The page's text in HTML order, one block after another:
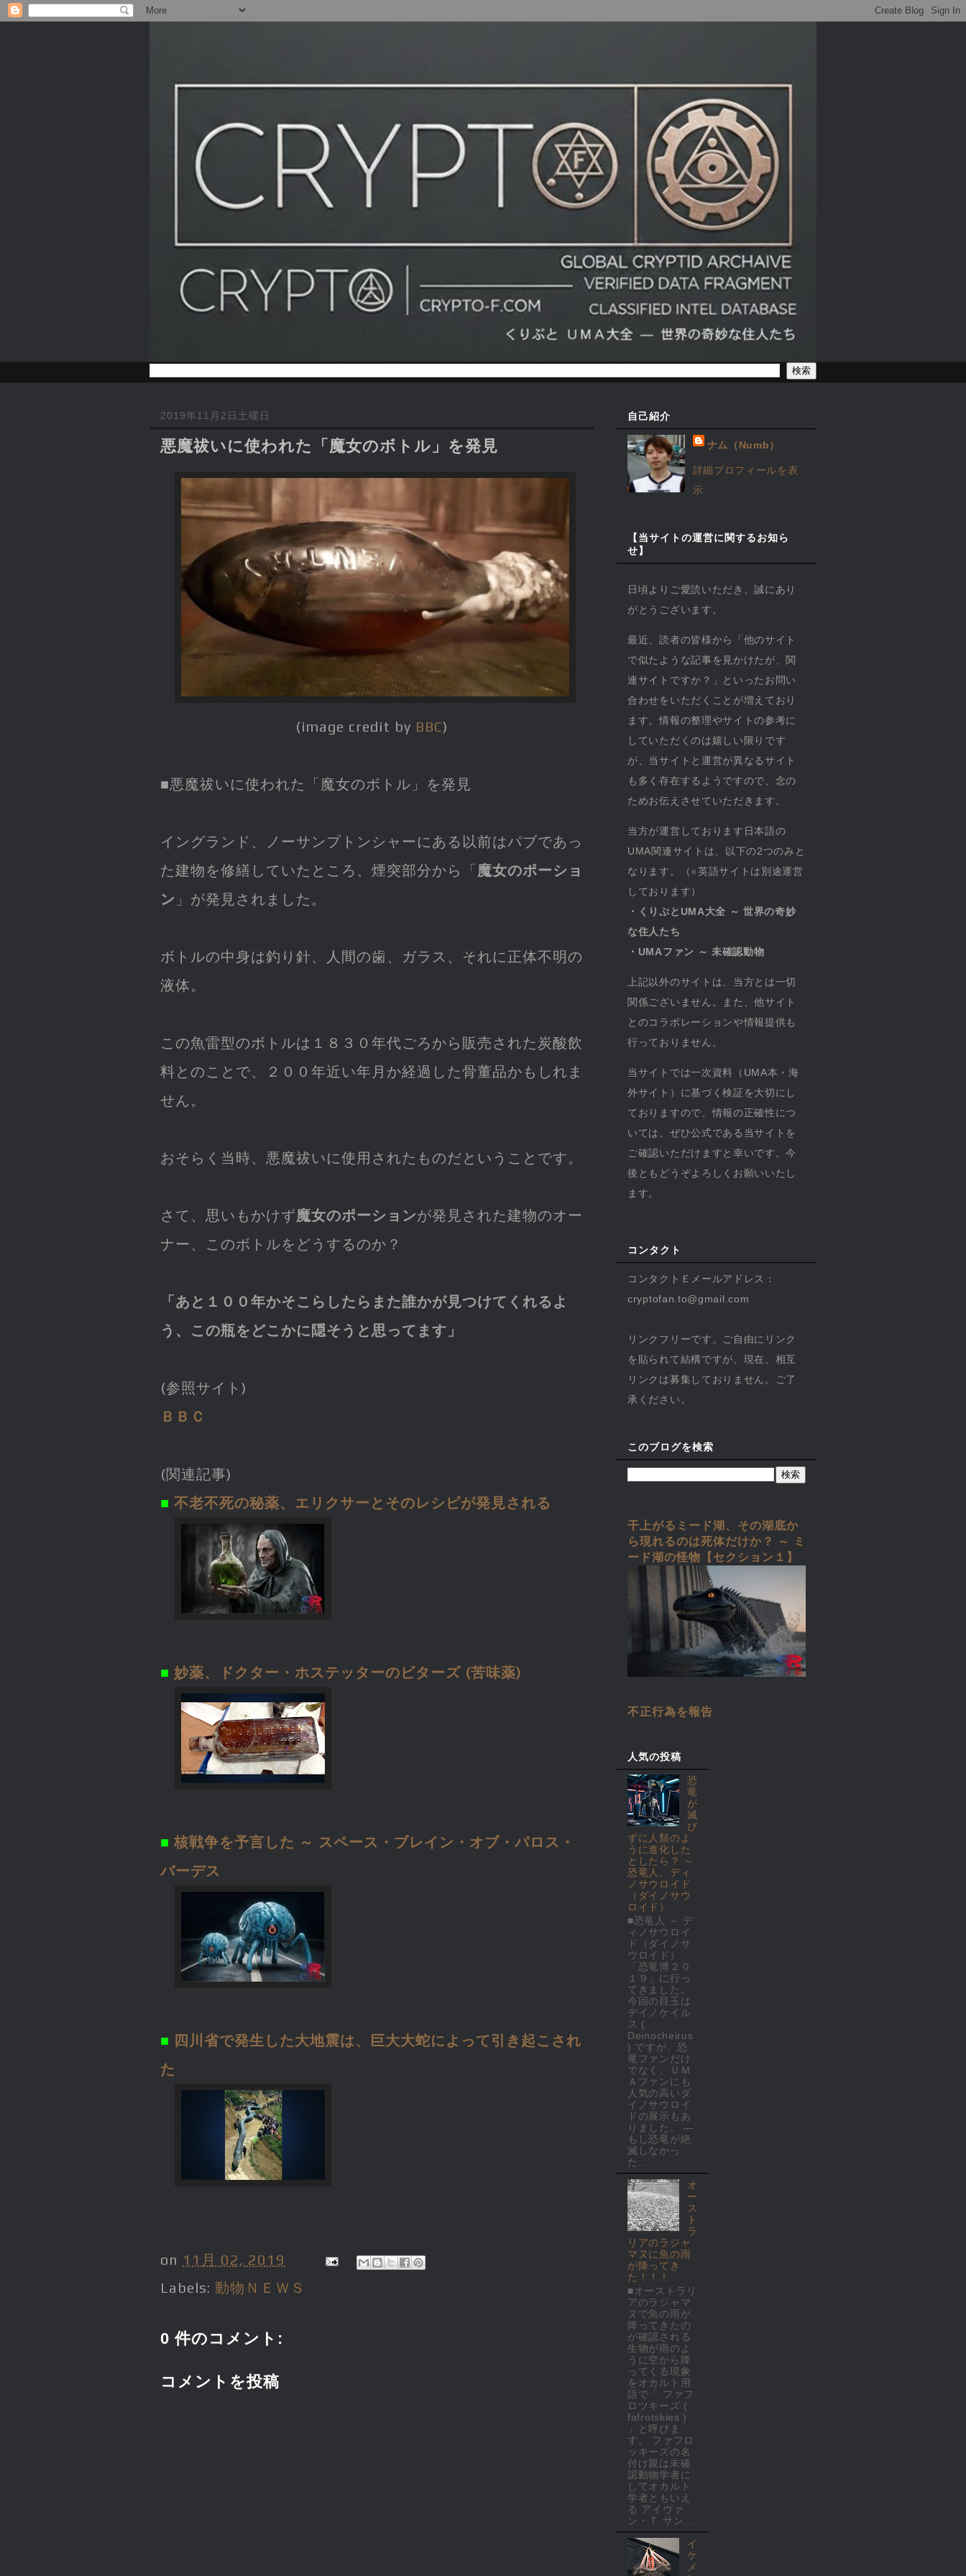
2019年11月2日土曜日
悪魔祓いに使われた「魔女のボトル」を発見
(image credit by BBC)
■悪魔祓いに使われた「魔女のボトル」を発見
イングランド、ノーサンプトンシャーにある以前はパブであっ
た建物を修繕していたところ、煙突部分から「 魔女のポーショ
ン 」が発見されました。
ボトルの中身は釣り針、人間の歯、ガラス、それに正体不明の
液体。
この魚雷型のボトルは１８３０年代ごろから販売された炭酸飲
料とのことで、２００年近い年月か経過した骨董品かもしれま
せん。
おそらく当時、悪魔祓いに使用されたものだということです。
さて、思いもかけず魔女のポーションが発見された建物のオー
ナー、このボトルをどうするのか？
「あと１００年かそこらしたらまた誰かが見つけてくれるよ
う、この瓶をどこかに隠そうと思ってます」
(参照サイト)
ＢＢＣ
(関連記事)
■ 不老不死の秘薬、エリクサーとそのレシピが発見される
■ 妙薬、ドクター・ホステッターのビターズ (苦味薬)
■ 核戦争を予言した ～ スペース・ブレイン・オブ・パロス・
バーデス
■ 四川省で発生した大地震は、巨大大蛇によって引き起こされ
た
on 11月 02, 2019
Labels: 動物ＮＥＷＳ
0 件のコメント:
コメントを投稿
自己紹介
ナム（Numb）
詳細プロフィールを表
示
【当サイトの運営に関するお知ら
せ】
日頃よりご愛読いただき、誠にあり
がとうございます。
最近、読者の皆様から「他のサイト
で似たような記事を見かけたが、関
連サイトですか？」といったお問い
合わせをいただくことが増えており
ます。情報の整理やサイトの参考に
していただくのは嬉しい限りです
が、当サイトと運営が異なるサイト
も多く存在するようですので、念の
ためお伝えさせていただきます。
当方が運営しております日本語の
UMA関連サイトは、以下の2つのみと
なります。（※英語サイトは別途運営
しております）
・くりぷとUMA大全 ～ 世界の奇妙
な住人たち
・UMAファン ～ 未確認動物
上記以外のサイトは、当方とは一切
関係ございません。また、他サイト
とのコラボレーションや情報提供も
行っておりません。
当サイトでは一次資料（UMA本・海
外サイト）に基づく検証を大切にし
ておりますので、情報の正確性につ
いては、ぜひ公式である当サイトを
ご確認いただけますと幸いです。今
後ともどうぞよろしくお願いいたし
ます。
コンタクト
コンタクトＥメールアドレス：
cryptofan.to@gmail.com
リンクフリーです。ご自由にリンク
を貼られて結構ですが、現在、相互
リンクは募集しておりません。ご了
承ください。
このブログを検索
干上がるミード湖、その湖底か
ら現れるのは死体だけか？ ～ ミ
ード湖の怪物【セクション１】
不正行為を報告
人気の投稿
恐
竜
が
滅
び
ずに人類のよ
うに進化した
としたら？ ～
恐竜人、ディ
ノサウロイド
（ダイノサウ
ロイド）
■恐竜人 ～ デ
ィノサウロイ
ド（ダイノサ
ウロイド）
「恐竜博２０
１９」に行っ
てきました。
今回の目玉は
デイノケイル
ス (
Deinocheirus
) ですが、恐
竜ファンだけ
でなく、ＵＭ
Ａファンにも
人気の高いダ
イノサウロイ
ドの展示もあ
りました。 ―
もし恐竜が絶
滅しなかっ
た...
オ
ー
ス
ト
ラ
リアのラジャ
マヌに魚の雨
が降ってき
た！！！
■オーストラリ
アのラジャマ
ヌで魚の雨が
降ってきたの
が確認される
生物が雨のよ
うに空から降
ってくる現象
をオカルト用
語で「 ファフ
ロツキーズ (
fafrotskies )
」と呼びま
す。 ファフロ
ッキーズの名
付け親は未確
認動物学者に
してオカルト
学者ともいえ
る アイヴァ
ン・Ｔ.サン...
イ
ケ
メ